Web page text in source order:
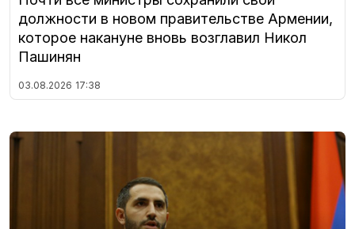
должности в новом правительстве Армении,
которое накануне вновь возглавил Никол
Пашинян
03.08.2026 17:38